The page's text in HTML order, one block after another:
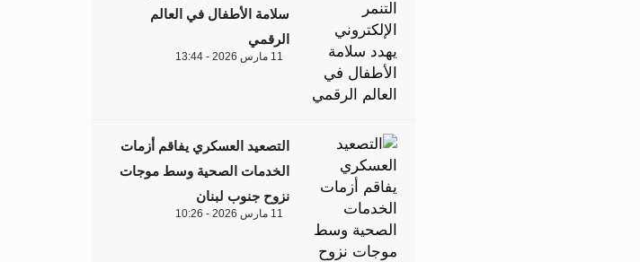
سلامة الأطفال في العالم
الرقمي
11 مارس 2026 - 13:44
التصعيد العسكري يفاقم أزمات
الخدمات الصحية وسط موجات
نزوح جنوب لبنان
11 مارس 2026 - 10:26